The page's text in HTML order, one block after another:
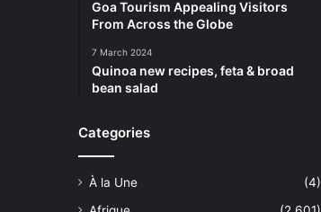
Goa Tourism Appealing Visitors
From Across the Globe
7 March 2024
Quinoa new recipes, feta & broad
bean salad
Categories
À la Une
(4)